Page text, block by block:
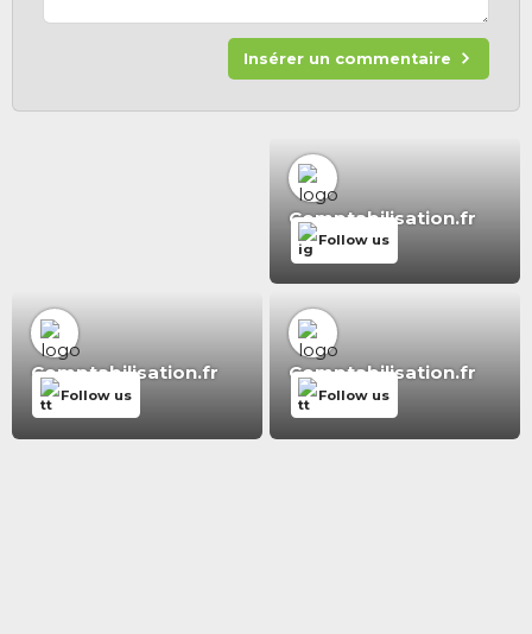
Insérer un commentaire
Comptabilisation.fr
Follow us
Comptabilisation.fr
Follow us
Comptabilisation.fr
Follow us